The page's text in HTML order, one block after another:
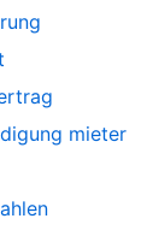
mieter